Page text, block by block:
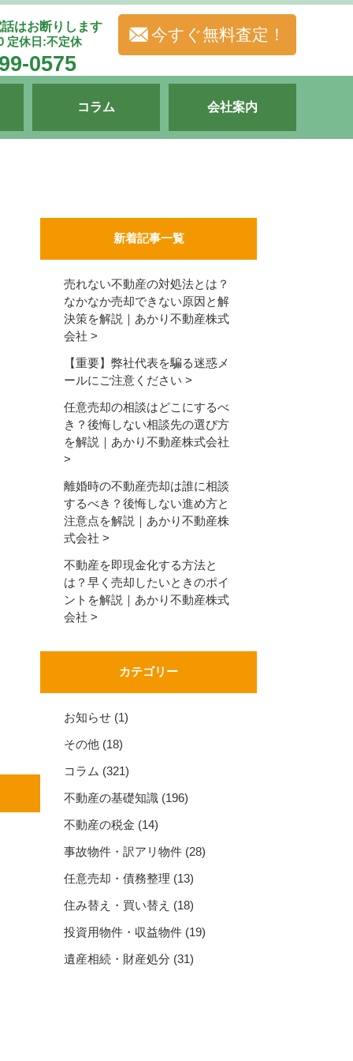
はお断りします
定休日:不定休
0575
今すぐ無料査定！
コラム 会社案内
新着記事一覧
売れない不動産の対処法とは？
なかなか売却できない原因と解
決策を解説｜あかり不動産株式
会社
【重要】弊社代表を騙る迷惑メ
ールにご注意ください
任意売却の相談はどこにするべ
き？後悔しない相談先の選び方
を解説｜あかり不動産株式会社
離婚時の不動産売却は誰に相談
するべき？後悔しない進め方と
注意点を解説｜あかり不動産株
式会社
不動産を即現金化する方法と
は？早く売却したいときのポイ
ントを解説｜あかり不動産株式
会社
カテゴリー
お知らせ (1)
その他 (18)
コラム (321)
不動産の基礎知識 (196)
不動産の税金 (14)
事故物件・訳アリ物件 (28)
任意売却・債務整理 (13)
住み替え・買い替え (18)
投資用物件・収益物件 (19)
遺産相続・財産処分 (31)